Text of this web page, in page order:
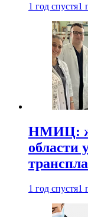
1 год спустя1
НМИЦ:
области
1 год спустя1